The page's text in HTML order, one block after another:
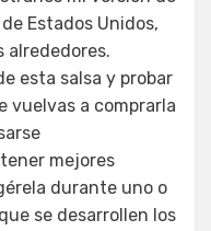
Estados Unidos,
alrededores.
esta salsa y probar
vuelvas a comprarla
mejores
durante uno o
se desarrollen los